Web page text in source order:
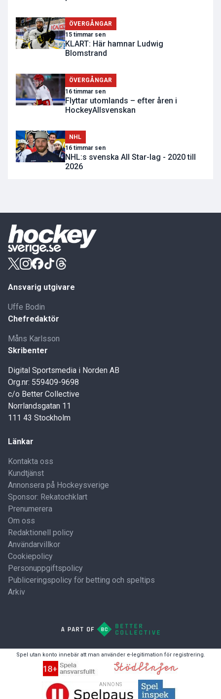
ÖVERGÅNGAR
15 timmar sen
KLART: Här hamnar Ludwig
Blomstrand
ÖVERGÅNGAR
16 timmar sen
Flyttar utomlands – efter åren i
HockeyAllsvenskan
NHL
16 timmar sen
NHL:s svenska All Star-lag - 2020 till
2026
ANNONS
Ansvarig utgivare
Uffe Bodin
Chefredaktör
Måns Karlsson
Skribenter
Digital Sportsmedia i Norden AB
Org.nr: 559409-9698
c/o Better Collective
Norrlandsgatan 11
111 43 Stockholm
Länkar
Kontakta oss
Kundtjänst
Annonsera på Hockeysverige
Sponsor: Rekatochklart
Prenumerera
Om oss
Redaktionell policy
Användarvillkor
Cookiepolicy
Personuppgiftspolicy
Publiceringspolicy för betting och speltips
Arkiv
Spel utan konto innebär att man använder e-legitimation för registrering.